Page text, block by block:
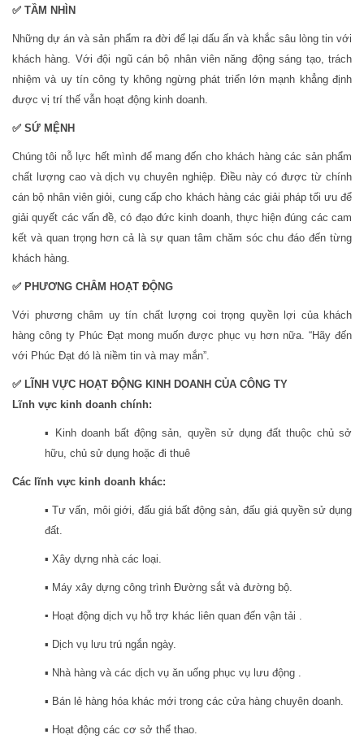
✅ TẦM NHÌN
Những dự án và sản phẩm ra đời để lại dấu ấn và khắc sâu lòng tin với
khách hàng. Với đội ngũ cán bộ nhân viên năng động sáng tạo, trách
nhiệm và uy tín công ty không ngừng phát triển lớn mạnh khẳng định
được vị trí thế vẫn hoạt động kinh doanh.
✅ SỨ MỆNH
Chúng tôi nỗ lực hết mình để mang đến cho khách hàng các sản phẩm
chất lượng cao và dịch vụ chuyên nghiệp. Điều này có được từ chính
cán bộ nhân viên giỏi, cung cấp cho khách hàng các giải pháp tối ưu để
giải quyết các vấn đề, có đạo đức kinh doanh, thực hiện đúng các cam
kết và quan trọng hơn cả là sự quan tâm chăm sóc chu đáo đến từng
khách hàng.
✅ PHƯƠNG CHÂM HOẠT ĐỘNG
Với phương châm uy tín chất lượng coi trọng quyền lợi của khách
hàng công ty Phúc Đạt mong muốn được phục vụ hơn nữa. “Hãy đến
với Phúc Đạt đó là niềm tin và may mắn”.
✅ LĨNH VỰC HOẠT ĐỘNG KINH DOANH CỦA CÔNG TY
Lĩnh vực kinh doanh chính:
▪️ Kinh doanh bất động sản, quyền sử dụng đất thuộc chủ sở
hữu, chủ sử dụng hoặc đi thuê
Các lĩnh vực kinh doanh khác:
▪️ Tư vấn, môi giới, đấu giá bất động sản, đấu giá quyền sử dụng
đất.
▪️ Xây dựng nhà các loại.
▪️ Máy xây dựng công trình Đường sắt và đường bộ.
▪️ Hoạt động dịch vụ hỗ trợ khác liên quan đến vận tải .
▪️ Dịch vụ lưu trú ngắn ngày.
▪️ Nhà hàng và các dịch vụ ăn uống phục vụ lưu động .
▪️ Bán lẻ hàng hóa khác mới trong các cửa hàng chuyên doanh.
▪️ Hoạt động các cơ sở thể thao.